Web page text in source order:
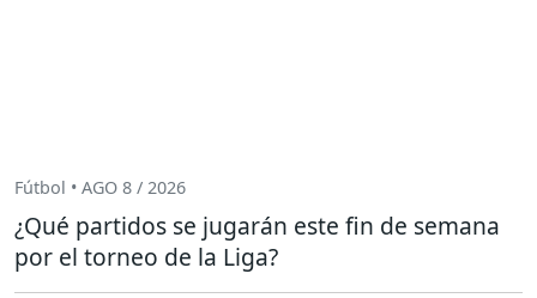
Fútbol • AGO 8 / 2026
¿Qué partidos se jugarán este fin de semana
por el torneo de la Liga?